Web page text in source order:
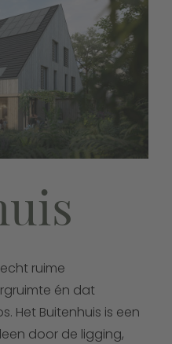
ruime
én dat
Het Buitenhuis is een
door de ligging,